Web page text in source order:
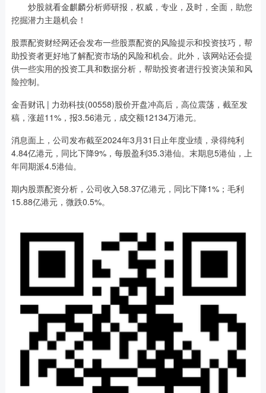
炒股就看金麒麟分析师研报，权威，专业，及时，全面，助您
挖掘潜力主题机会！
股票配资财经网还会发布一些股票配资的风险提示和投资技巧，帮
助投资者更好地了解配资市场的风险和机会。此外，该网站还会提
供一些实用的投资工具和数据分析，帮助投资者进行投资决策和风
险控制。
金吾财讯 | 力劲科技(00558)股价开盘冲高后，高位震荡，截至发
稿，涨超11%，报3.56港元，成交额12134万港元。
消息面上，公司发布截至2024年3月31日止年度业绩，录得纯利
4.84亿港元，同比下降9%，每股盈利35.3港仙。末期息5港仙，上
年同期派4.5港仙。
期内股票配资分析，公司收入58.37亿港元，同比下降1%；毛利
15.88亿港元，微跌0.5%。